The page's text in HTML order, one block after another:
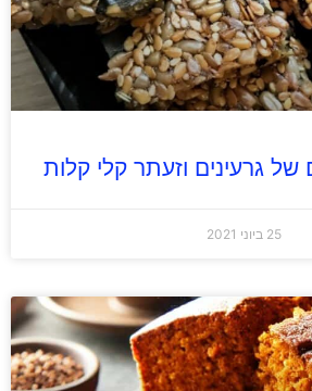
של גרעינים וזעתר קלי קלות
25 ביוני 2021